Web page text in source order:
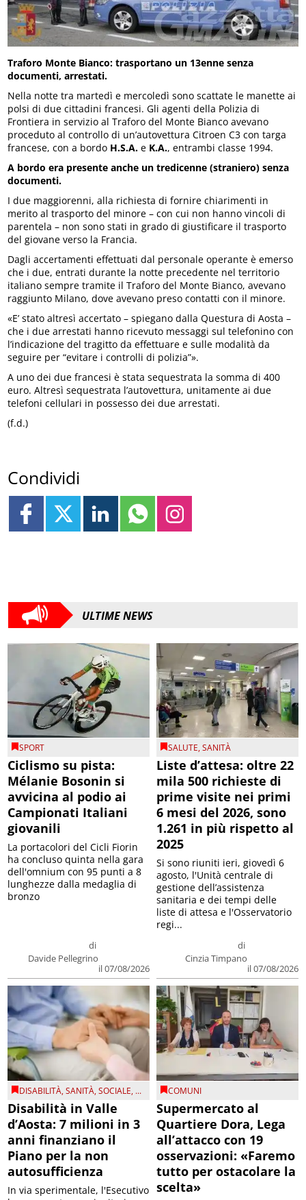
Traforo Monte Bianco: trasportano un 13enne senza
documenti, arrestati.
Nella notte tra martedì e mercoledì sono scattate le manette ai
polsi di due cittadini francesi. Gli agenti della Polizia di
Frontiera in servizio al Traforo del Monte Bianco avevano
proceduto al controllo di un’autovettura Citroen C3 con targa
francese, con a bordo H.S.A. e K.A., entrambi classe 1994.
A bordo era presente anche un tredicenne (straniero) senza
documenti.
I due maggiorenni, alla richiesta di fornire chiarimenti in
merito al trasporto del minore – con cui non hanno vincoli di
parentela – non sono stati in grado di giustificare il trasporto
del giovane verso la Francia.
Dagli accertamenti effettuati dal personale operante è emerso
che i due, entrati durante la notte precedente nel territorio
italiano sempre tramite il Traforo del Monte Bianco, avevano
raggiunto Milano, dove avevano preso contatti con il minore.
«E’ stato altresì accertato – spiegano dalla Questura di Aosta –
che i due arrestati hanno ricevuto messaggi sul telefonino con
l’indicazione del tragitto da effettuare e sulle modalità da
seguire per “evitare i controlli di polizia”».
A uno dei due francesi è stata sequestrata la somma di 400
euro. Altresì sequestrata l’autovettura, unitamente ai due
telefoni cellulari in possesso dei due arrestati.
(f.d.)
Condividi
ULTIME NEWS
SPORT
Ciclismo su pista:
Mélanie Bosonin si
avvicina al podio ai
Campionati Italiani
giovanili
di
Davide Pellegrino
il 07/08/2026
La portacolori del Cicli Fiorin
ha concluso quinta nella gara
dell'omnium con 95 punti a 8
lunghezze dalla medaglia di
bronzo
SALUTE,SANITÀ
Liste d’attesa: oltre 22
mila 500 richieste di
prime visite nei primi
6 mesi del 2026, sono
1.261 in più rispetto al
2025
di
Cinzia Timpano
il 07/08/2026
Si sono riuniti ieri, giovedì 6
agosto, l'Unità centrale di
gestione dell’assistenza
sanitaria e dei tempi delle
liste di attesa e l'Osservatorio
regi...
DISABILITÀ,SANITÀ,SOCIALE, ...
Disabilità in Valle
d’Aosta: 7 milioni in 3
anni finanziano il
Piano per la non
autosufficienza
In via sperimentale, l'Esecutivo
COMUNI
Supermercato al
Quartiere Dora, Lega
all’attacco con 19
osservazioni: «Faremo
tutto per ostacolare la
scelta»